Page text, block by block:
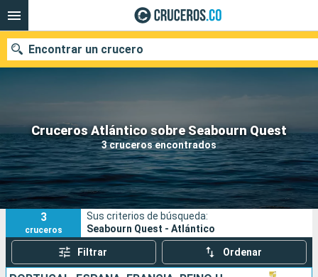
Cruceros Atlántico sobre Seabourn Quest
3 cruceros encontrados
Encontrar un crucero
Fecha de salida
Buscar
3
cruceros
Sus criterios de búsqueda:
Seabourn Quest - Atlántico
Filtrar Ordenar